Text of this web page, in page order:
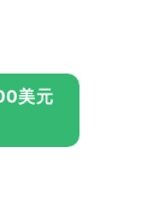
美元